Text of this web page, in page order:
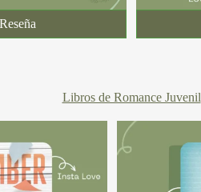
Libros de Romance Juvenil